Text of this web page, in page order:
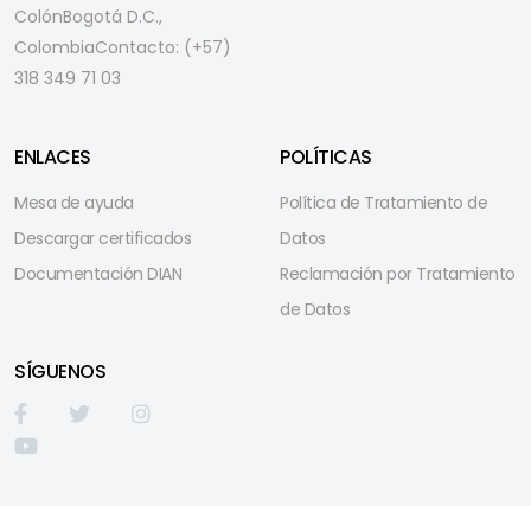
ColónBogotá D.C.,
ColombiaContacto: (+57)
318 349 71 03
ENLACES
Mesa de ayuda
Descargar certificados
Documentación DIAN
POLÍTICAS
Política de Tratamiento de
Datos
Reclamación por Tratamiento
de Datos
SÍGUENOS